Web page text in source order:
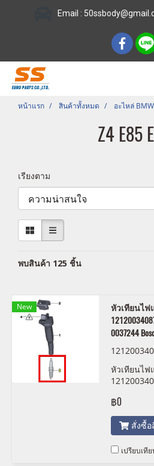
Email :
หน้าแรก สินค้าทั้งหมด อะไหล่
Z4 E85
เรียงตาม
พบสินค้า 125 ชิ้น
New
หัวเทียนไฟ
0037244
44
หัวเทียนไฟ
฿0
สั่งซื้
เปรียบเที